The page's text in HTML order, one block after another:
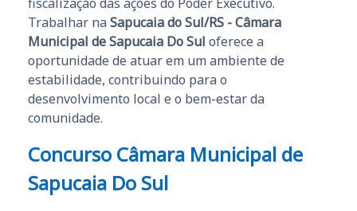
Trabalhar na Sapucaia do Sul/RS - Câmara
Municipal de Sapucaia Do Sul oferece a
oportunidade de atuar em um ambiente de
estabilidade, contribuindo para o
desenvolvimento local e o bem-estar da
comunidade.
Concurso Câmara Municipal de
Sapucaia Do Sul